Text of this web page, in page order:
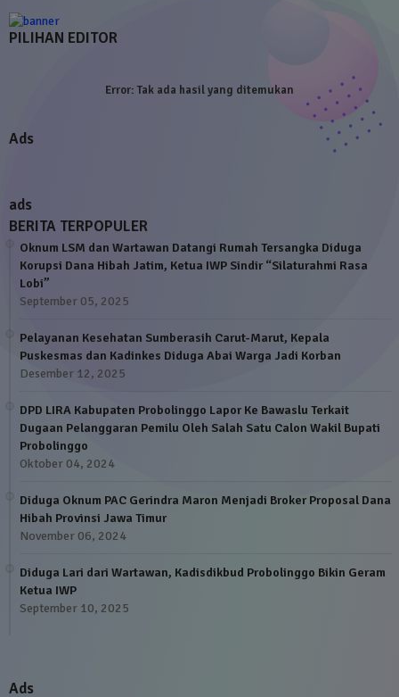
PILIHAN EDITOR
Error:Tak ada hasil yang ditemukan
Ads
ads
BERITA TERPOPULER
Oknum LSM dan Wartawan Datangi Rumah Tersangka Diduga
Korupsi Dana Hibah Jatim, Ketua IWP Sindir “Silaturahmi Rasa
Lobi”
September 05, 2025
Pelayanan Kesehatan Sumberasih Carut-Marut, Kepala
Puskesmas dan Kadinkes Diduga Abai Warga Jadi Korban
Desember 12, 2025
DPD LIRA Kabupaten Probolinggo Lapor Ke Bawaslu Terkait
Dugaan Pelanggaran Pemilu Oleh Salah Satu Calon Wakil Bupati
Probolinggo
Oktober 04, 2024
Diduga Oknum PAC Gerindra Maron Menjadi Broker Proposal Dana
Hibah Provinsi Jawa Timur
November 06, 2024
Diduga Lari dari Wartawan, Kadisdikbud Probolinggo Bikin Geram
Ketua IWP
September 10, 2025
Ads